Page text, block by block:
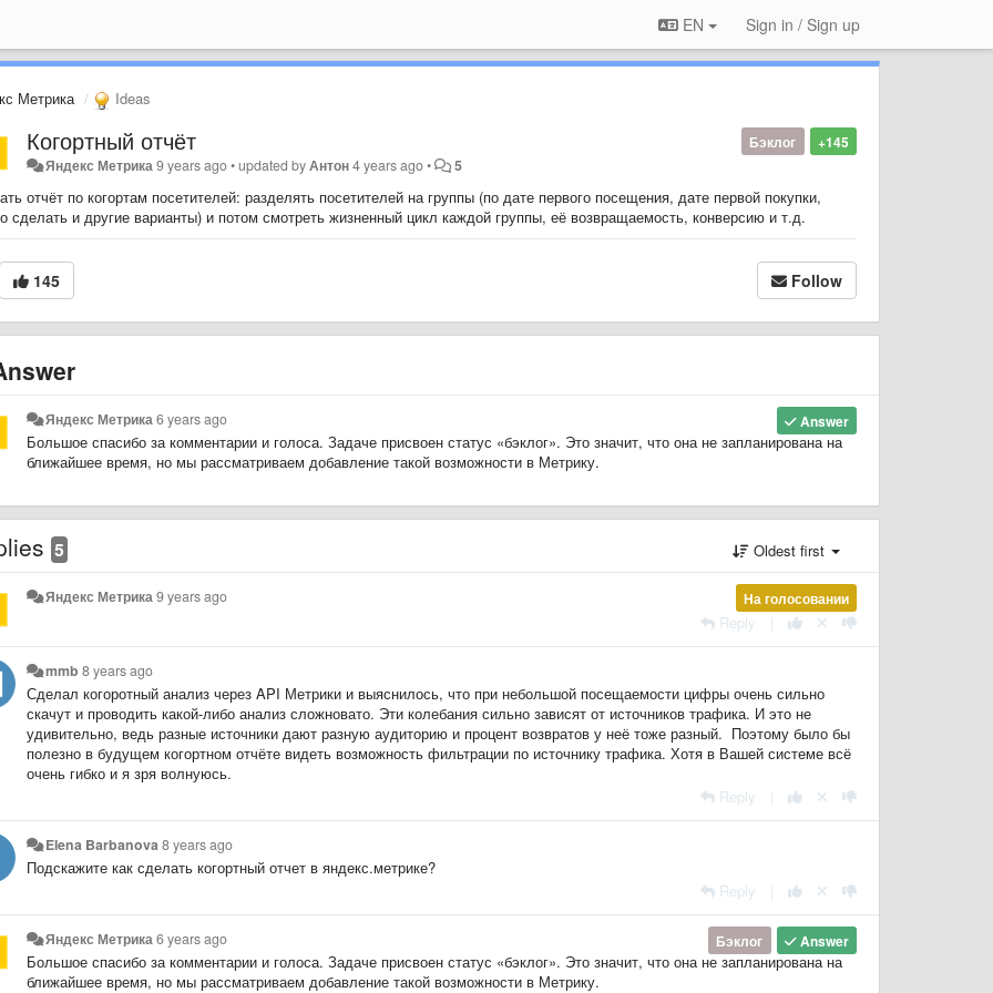
EN Sign in / Sign up
Метрика Ideas
+145
Бэклог
Когортный отчёт
Яндекс Метрика 9 years ago•updated byАнтон4 years ago• 5
отчёт по когортам посетителей: разделять посетителей на группы (по дате первого посещения, дате первой покупки,
сделать и другие варианты) и потом смотреть жизненный цикл каждой группы, её возвращаемость, конверсию и т.д.
145 Follow
Answer
Яндекс Метрика 6 years ago
Большое спасибо за комментарии и голоса. Задаче присвоен статус «бэклог». Это значит, что она не запланирована на
ближайшее время, но мы рассматриваем добавление такой возможности в Метрику.
5 Oldest first
На голосовании
Яндекс Метрика 9 years ago
Reply
mmb 8 years ago
Сделал когоротный анализ через API Метрики и выяснилось, что при небольшой посещаемости цифры очень сильно
скачут и проводить какой-либо анализ сложновато. Эти колебания сильно зависят от источников трафика. И это не
удивительно, ведь разные источники дают разную аудиторию и процент возвратов у неё тоже разный. Поэтому было бы
полезно в будущем когортном отчёте видеть возможность фильтрации по источнику трафика. Хотя в Вашей системе всё
очень гибко и я зря волнуюсь.
Reply
Elena Barbanova 8 years ago
Подскажите как сделать когортный отчет в яндекс.метрике?
Reply
Answer
Бэклог
Яндекс Метрика 6 years ago
Большое спасибо за комментарии и голоса. Задаче присвоен статус «бэклог». Это значит, что она не запланирована на
ближайшее время, но мы рассматриваем добавление такой возможности в Метрику.